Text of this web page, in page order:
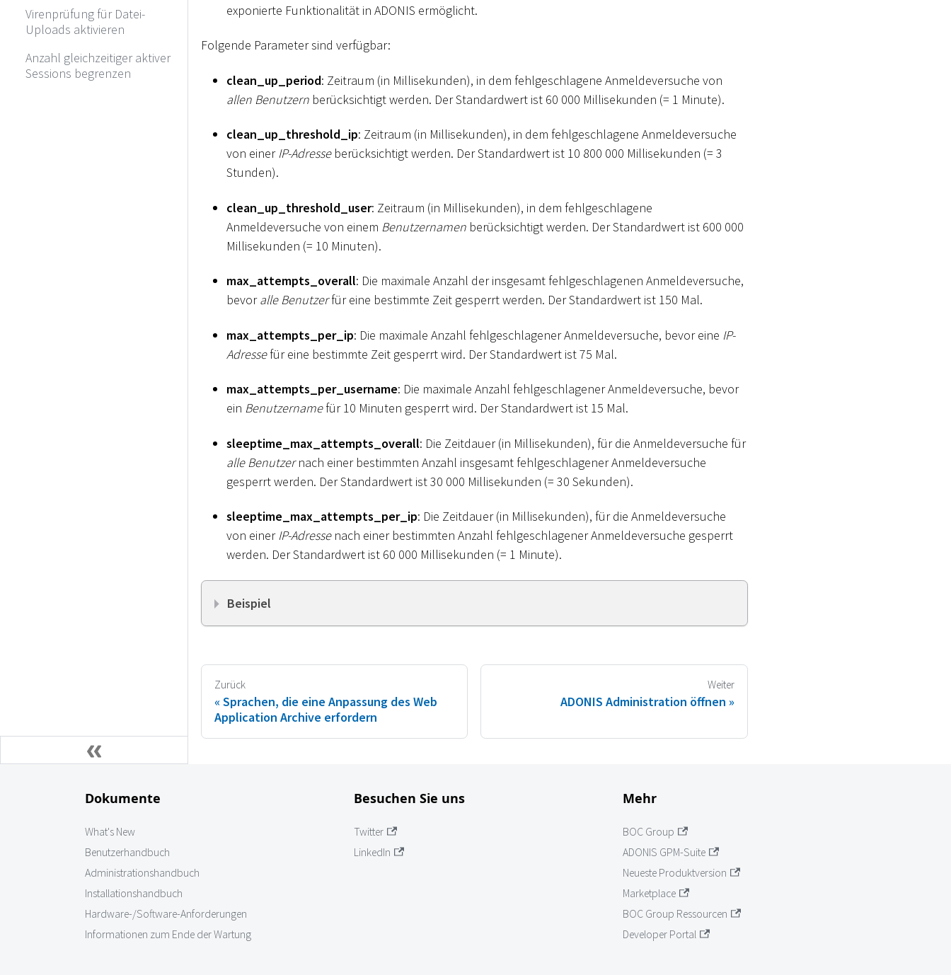
Virenprüfung für Datei-
Uploads aktivieren
Anzahl gleichzeitiger aktiver
Sessions begrenzen
exponierte Funktionalität in ADONIS ermöglicht.
Folgende Parameter sind verfügbar:
clean_up_period: Zeitraum (in Millisekunden), in dem fehlgeschlagene Anmeldeversuche von
allen Benutzern berücksichtigt werden. Der Standardwert ist 60 000 Millisekunden (= 1 Minute).
clean_up_threshold_ip: Zeitraum (in Millisekunden), in dem fehlgeschlagene Anmeldeversuche
von einerIP-Adresseberücksichtigt werden. Der Standardwert ist 10 800 000 Millisekunden (= 3
Stunden).
clean_up_threshold_user: Zeitraum (in Millisekunden), in dem fehlgeschlagene
Anmeldeversuche von einem Benutzernamen berücksichtigt werden. Der Standardwert ist 600 000
Millisekunden (= 10 Minuten).
max_attempts_overall: Die maximale Anzahl der insgesamt fehlgeschlagenen Anmeldeversuche,
bevoralle Benutzerfür eine bestimmte Zeit gesperrt werden. Der Standardwert ist 150 Mal.
max_attempts_per_ip: Die maximale Anzahl fehlgeschlagener Anmeldeversuche, bevor eine IP-
Adressefür eine bestimmte Zeit gesperrt wird. Der Standardwert ist 75 Mal.
max_attempts_per_username: Die maximale Anzahl fehlgeschlagener Anmeldeversuche, bevor
ein Benutzernamefür 10 Minuten gesperrt wird. Der Standardwert ist 15 Mal.
sleeptime_max_attempts_overall: Die Zeitdauer (in Millisekunden), für die Anmeldeversuche für
alle Benutzernach einer bestimmten Anzahl insgesamt fehlgeschlagener Anmeldeversuche
gesperrt werden. Der Standardwert ist 30 000 Millisekunden (= 30 Sekunden).
sleeptime_max_attempts_per_ip: Die Zeitdauer (in Millisekunden), für die Anmeldeversuche
von einerIP-Adressenach einer bestimmten Anzahl fehlgeschlagener Anmeldeversuche gesperrt
werden. Der Standardwert ist 60 000 Millisekunden (= 1 Minute).
Beispiel
Zurück
Sprachen, die eine Anpassung des Web
Application Archive erfordern
Weiter
ADONIS Administration öffnen
Dokumente
What's New
Benutzerhandbuch
Administrationshandbuch
Installationshandbuch
Hardware-/Software-Anforderungen
Informationen zum Ende der Wartung
Besuchen Sie uns
Twitter
LinkedIn
Mehr
BOC Group
ADONIS GPM-Suite
Neueste Produktversion
Marketplace
BOC Group Ressourcen
Developer Portal